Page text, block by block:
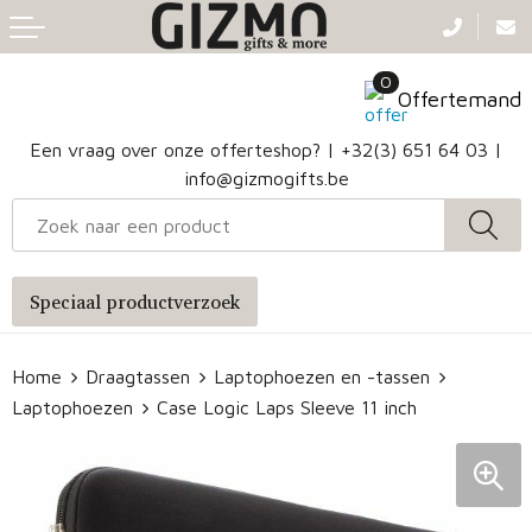
Een vraag over onze offerteshop? | +32(3) 651 64 03 |
info@gizmogifts.be
0
Offertemand
Klokken, horloges en weerstations
Sleutelhangers en Lanyards
Lampen en Gereedschap
Snoepgoed
Mokken & glazen
Badtextiel en Douche
Handschoenen en Sjaals
Blazers
Jassen
Bodywarmers
Hoofdbanden
Heuptassen
Papieren tassen
Reistassen
Autotassen
Reistassensets
Speciaal productverzoek
Home Draagtassen
Laptophoezen en -tassen
Laptophoezen
Case Logic Laps Sleeve 11 inch